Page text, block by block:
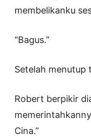
membelikanku
“Bagus.”
Setelah menutup
Robert berpikir
Cina.”